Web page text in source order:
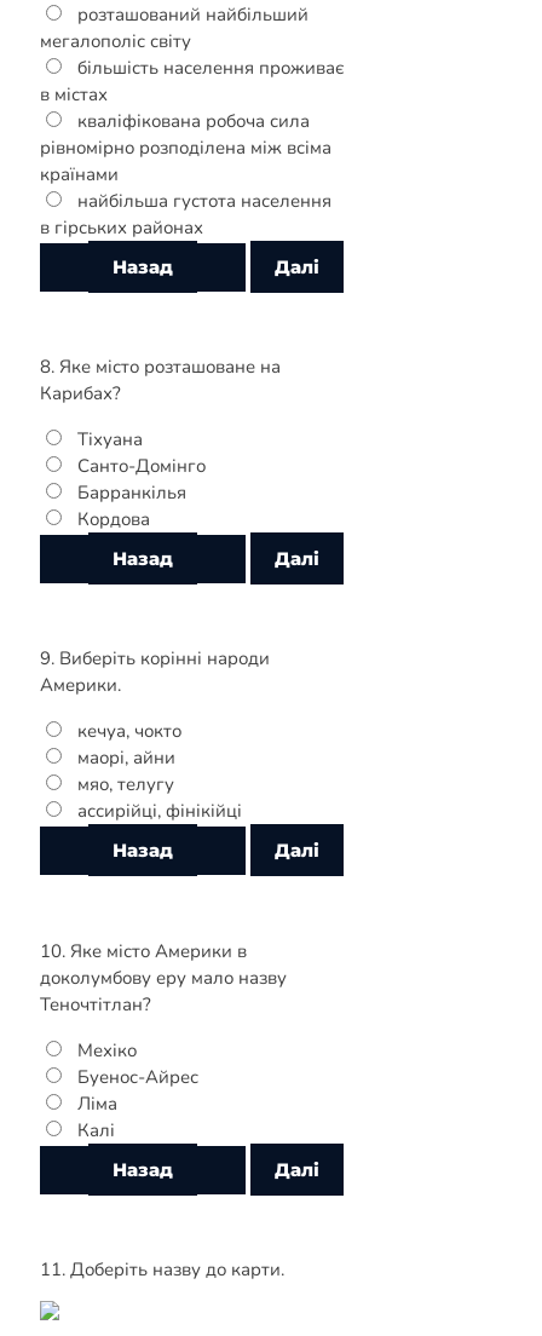
розташований найбільший
мегалополіс світу
більшість населення проживає
в містах
кваліфікована робоча сила
рівномірно розподілена між всіма
країнами
найбільша густота населення
в гірських районах
8. Яке місто розташоване на
Карибах?
Тіхуана
Санто-Домінго
Барранкілья
Кордова
9. Виберіть корінні народи
Америки.
кечуа, чокто
маорі, айни
мяо, телугу
ассирійці, фінікійці
10. Яке місто Америки в
доколумбову еру мало назву
Теночтітлан?
Мехіко
Буенос-Айрес
Ліма
Калі
11. Доберіть назву до карти.